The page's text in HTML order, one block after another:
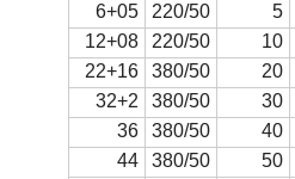
5
220/50
6+05
10
220/50
12+08
20
380/50
22+16
30
380/50
32+2
40
380/50
36
50
380/50
44